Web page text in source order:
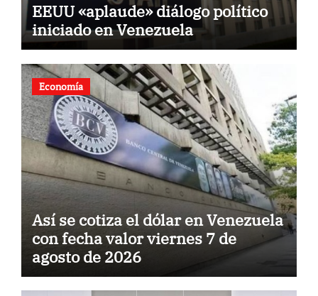
EEUU «aplaude» diálogo político
iniciado en Venezuela
Economía
Así se cotiza el dólar en Venezuela
con fecha valor viernes 7 de
agosto de 2026